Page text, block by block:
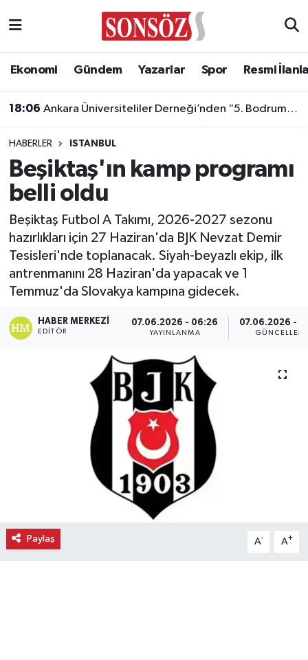
Ekonomi Gündem Yazarlar Spor Resmi
18:06 Ankara Üniversiteliler Derneği’nden “5. Bodrum Kahvaltılı Buluşması”
HABERLER ISTANBUL
Beşiktaş'ın kamp programı
belli oldu
Beşiktaş Futbol A Takımı, 2026-2027 sezonu
hazırlıkları için 27 Haziran'da BJK Nevzat Demir
Tesisleri'nde toplanacak. Siyah-beyazlı ekip, ilk
antrenmanını 28 Haziran'da yapacak ve 1
Temmuz'da Slovakya kampına gidecek.
HABER MERKEZI
EDITÖR
07.06.2026 - 06:26
YAYINLANMA
07.06.2026 -
Paylaş A- A+
Asayiş
Biyografi
Çevre
Diğer
Dünya
Eğitim
Ekonomi
İlçe Haberleri
Ankara Nöbetçi Eczaneler
Ankara Trafik Yoğunluk Haritası
Süper Lig Puan Durumu ve Fikstür
Tüm Manşetler
Son Dakika Haberleri
Haber Arşivi